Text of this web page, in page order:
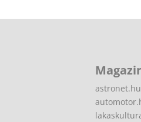
astronet.hu